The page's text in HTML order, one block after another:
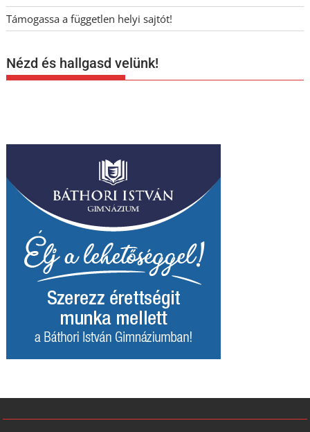
Támogassa a független helyi sajtót!
Nézd és hallgasd velünk!